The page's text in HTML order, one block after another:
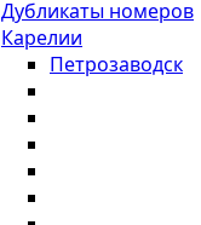
Дубликаты номеров
Карелии
Петрозаводск